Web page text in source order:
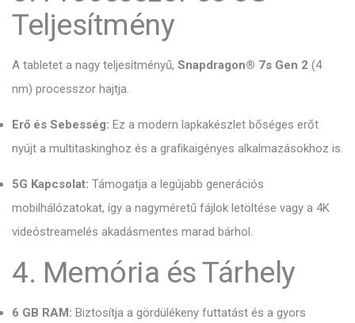
Teljesítmény
A tabletet a nagy teljesítményű, Snapdragon® 7s Gen 2 (4
nm) processzor hajtja.
Erő és Sebesség: Ez a modern lapkakészlet bőséges erőt
nyújt a multitaskinghoz és a grafikaigényes alkalmazásokhoz is.
5G Kapcsolat: Támogatja a legújabb generációs
mobilhálózatokat, így a nagyméretű fájlok letöltése vagy a 4K
videóstreamelés akadásmentes marad bárhol.
4. Memória és Tárhely
6 GB RAM: Biztosítja a gördülékeny futtatást és a gyors